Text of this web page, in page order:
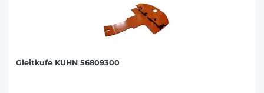
Gleitkufe KUHN 56809300